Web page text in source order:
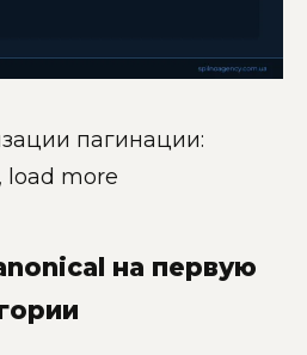
пагинации:
load more
на первую